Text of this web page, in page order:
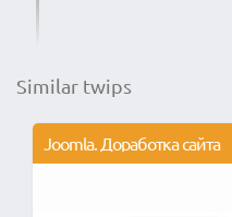
Similar twips
Joomlа. Доработка сайта